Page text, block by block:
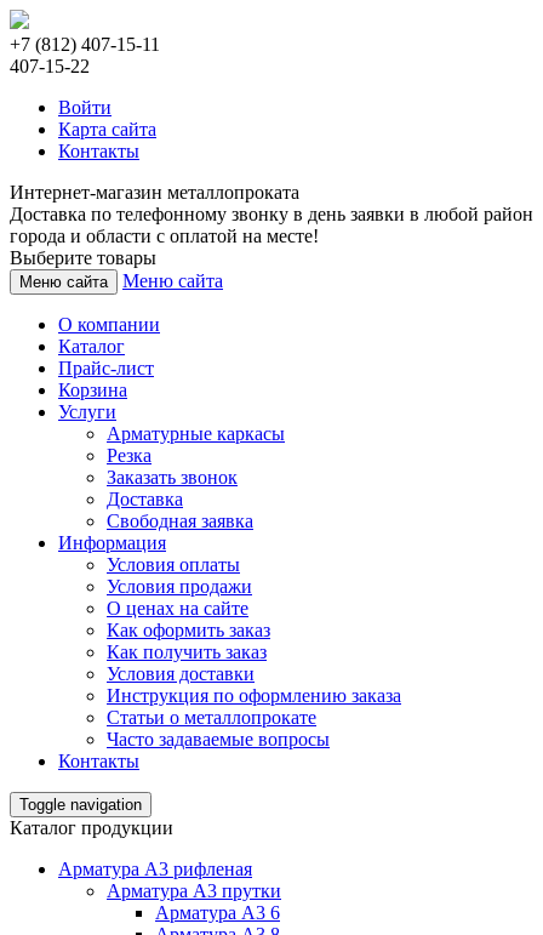
+7 (812) 407-15-11
407-15-22
Войти
Карта сайта
Контакты
Интернет-магазин металлопроката
Доставка по телефонному звонку в день заявки в любой район
города и области с оплатой на месте!
Выберите товары
Меню сайта Меню сайта
О компании
Каталог
Прайс-лист
Корзина
Услуги
Арматурные каркасы
Резка
Заказать звонок
Доставка
Свободная заявка
Информация
Условия оплаты
Условия продажи
О ценах на сайте
Как оформить заказ
Как получить заказ
Условия доставки
Инструкция по оформлению заказа
Статьи о металлопрокате
Часто задаваемые вопросы
Контакты
Toggle navigation
Каталог продукции
Арматура А3 рифленая
Арматура А3 прутки
Арматура А3 6